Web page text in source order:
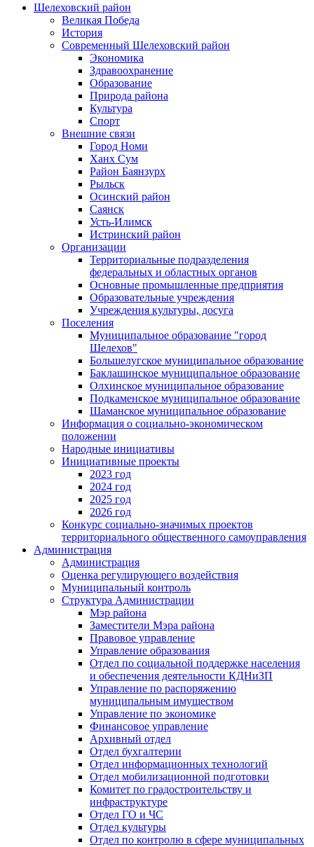
Шелеховский район
Великая Победа
История
Современный Шелеховский район
Экономика
Здравоохранение
Образование
Природа района
Культура
Спорт
Внешние связи
Город Номи
Ханх Сум
Район Баянзурх
Рыльск
Осинский район
Саянск
Усть-Илимск
Истринский район
Организации
Территориальные подразделения
федеральных и областных органов
Основные промышленные предприятия
Образовательные учреждения
Учреждения культуры, досуга
Поселения
Муниципальное образование "город
Шелехов"
Большелугское муниципальное образование
Баклашинское муниципальное образование
Олхинское муниципальное образование
Подкаменское муниципальное образование
Шаманское муниципальное образование
Информация о социально-экономическом
положении
Народные инициативы
Инициативные проекты
2023 год
2024 год
2025 год
2026 год
Конкурс социально-значимых проектов
территориального общественного самоуправления
Администрация
Администрация
Оценка регулирующего воздействия
Муниципальный контроль
Структура Администрации
Мэр района
Заместители Мэра района
Правовое управление
Управление образования
Отдел по социальной поддержке населения
и обеспечения деятельности КДНиЗП
Управление по распоряжению
муниципальным имуществом
Управление по экономике
Финансовое управление
Архивный отдел
Отдел бухгалтерии
Отдел информационных технологий
Отдел мобилизационной подготовки
Комитет по градостроительству и
инфраструктуре
Отдел ГО и ЧС
Отдел культуры
Отдел по контролю в сфере муниципальных